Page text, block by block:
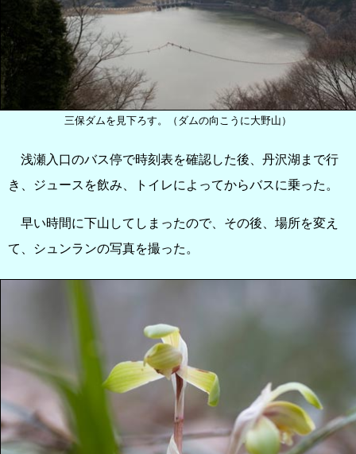
三保ダムを見下ろす。（ダムの向こうに大野山）
浅瀬入口のバス停で時刻表を確認した後、丹沢湖まで行
き、ジュースを飲み、トイレによってからバスに乗った。
早い時間に下山してしまったので、その後、場所を変え
て、シュンランの写真を撮った。